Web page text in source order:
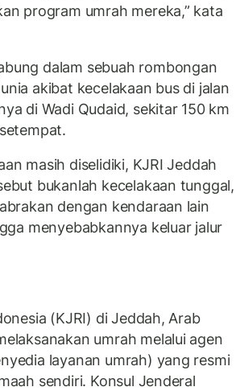
program umrah mereka,” kata
dalam sebuah rombongan
akibat kecelakaan bus di jalan
di Wadi Qudaid, sekitar 150 km
masih diselidiki, KJRI Jeddah
bukanlah kecelakaan tunggal,
dengan kendaraan lain
menyebabkannya keluar jalur
(KJRI) di Jeddah, Arab
umrah melalui agen
layanan umrah) yang resmi
sendiri. Konsul Jenderal